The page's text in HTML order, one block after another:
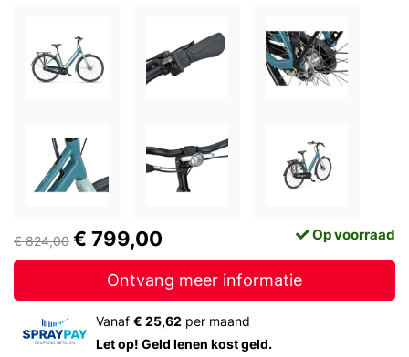
€ 824,00 € 799,00 Op voorraad
Ontvang meer informatie
Vanaf € 25,62 per maand
Let op! Geld lenen kost geld.